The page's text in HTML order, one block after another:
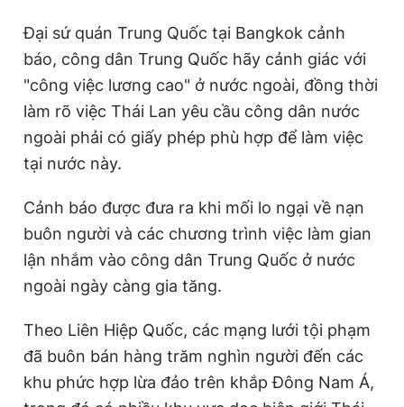
Đại sứ quán Trung Quốc tại Bangkok cảnh
báo, công dân Trung Quốc hãy cảnh giác với
"công việc lương cao" ở nước ngoài, đồng thời
làm rõ việc Thái Lan yêu cầu công dân nước
ngoài phải có giấy phép phù hợp để làm việc
tại nước này.
Cảnh báo được đưa ra khi mối lo ngại về nạn
buôn người và các chương trình việc làm gian
lận nhắm vào công dân Trung Quốc ở nước
ngoài ngày càng gia tăng.
Theo Liên Hiệp Quốc, các mạng lưới tội phạm
đã buôn bán hàng trăm nghìn người đến các
khu phức hợp lừa đảo trên khắp Đông Nam Á,